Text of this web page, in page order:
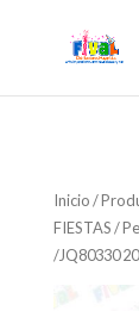
Inicio/
FIESTAS/
/JQ80330